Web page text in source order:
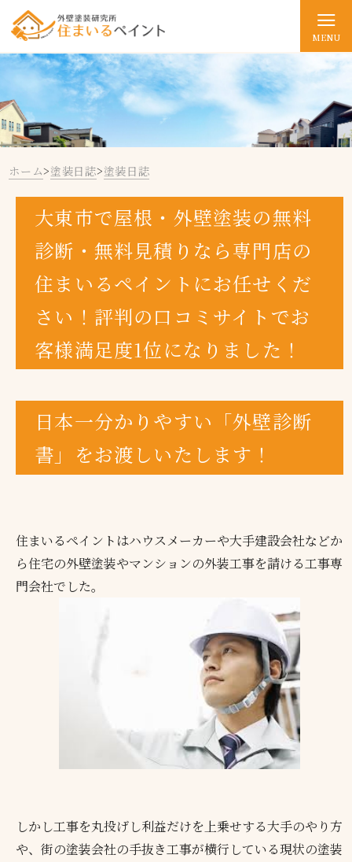
MENU
ホーム>塗装日誌>塗装日誌
大東市で屋根・外壁塗装の無料
診断・無料見積りなら専門店の
住まいるペイントにお任せくだ
さい！評判の口コミサイトでお
客様満足度1位になりました！
日本一分かりやすい「外壁診断
書」をお渡しいたします！
住まいるペイントはハウスメーカーや大手建設会社などか
ら住宅の外壁塗装やマンションの外装工事を請ける工事専
門会社でした。
しかし工事を丸投げし利益だけを上乗せする大手のやり方
や、街の塗装会社の手抜き工事が横行している現状の塗装